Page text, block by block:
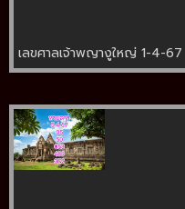
เลขศาลเจ้าพญางูใหญ่ 1-4-67